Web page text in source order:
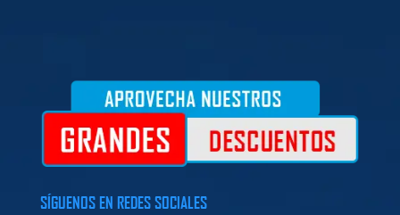
SÍGUENOS EN REDES SOCIALES